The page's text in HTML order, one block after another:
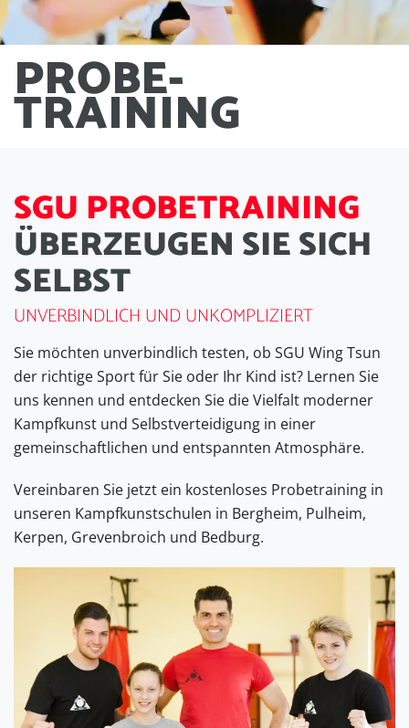
PROBE-
TRAINING
SGU PROBETRAINING
ÜBERZEUGEN SIESICH
SELBST
UNVERBINDLICH UND UNKOMPLIZIERT
Sie möchten unverbindlich testen, ob SGU Wing Tsun
der richtige Sport für Sie oder Ihr Kind ist? Lernen Sie
uns kennen und entdecken Sie die Vielfalt moderner
Kampfkunst und Selbstverteidigung in einer
gemeinschaftlichen und entspannten Atmosphäre.
Vereinbaren Sie jetzt ein kostenloses Probetraining in
unseren Kampfkunstschulen in Bergheim, Pulheim,
Kerpen, Grevenbroich und Bedburg.